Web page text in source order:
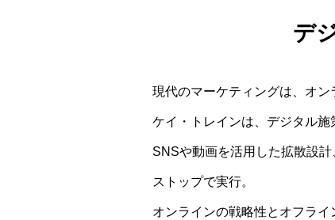
デ
現代のマーケティングは、オン
ケイ・トレインは、デジタル施
SNSや動画を活用した拡散設
ストップで実行。
オンラインの戦略性とオフラ